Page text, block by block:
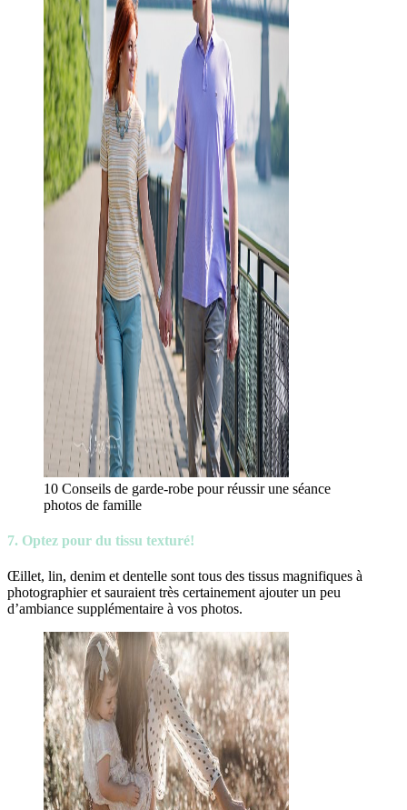
10 Conseils de garde-robe pour réussir une séance
photos de famille
7. Optez pour du tissu texturé!
Œillet, lin, denim et dentelle sont tous des tissus magnifiques à
photographier et sauraient très certainement ajouter un peu
d’ambiance supplémentaire à vos photos.